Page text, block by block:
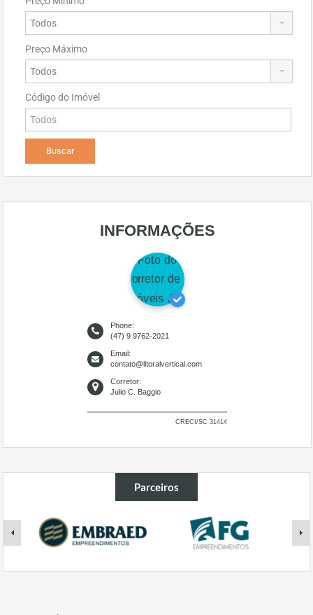
Preço Máximo
Código do Imóvel
INFORMAÇÕES
Phone:
(47) 9 9762-2021
Email:
contato@litoralvertical.com
Corretor:
Julio C. Baggio
CRECI/SC 31414
Parceiros